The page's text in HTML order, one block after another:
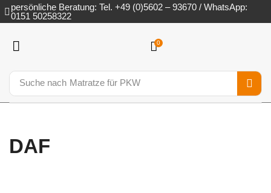
persönliche Beratung: Tel. +49 (0)5602 – 93670 / WhatsApp:
0151 50258322
0
Suche nach Matratze für PKW
DAF